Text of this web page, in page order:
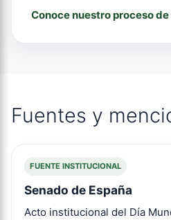
Conoce nuestro proceso
Fuentes y
FUENTE INSTITUCIONAL
Senado de España
Acto institucional del Día